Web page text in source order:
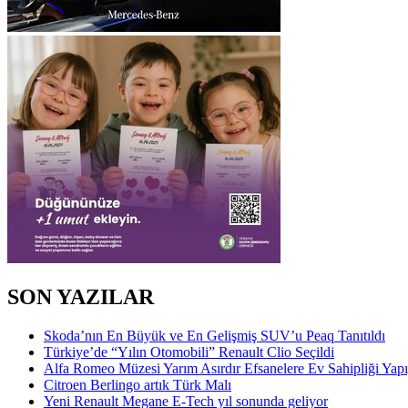
SON YAZILAR
Skoda’nın En Büyük ve En Gelişmiş SUV’u Peaq Tanıtıldı
Türkiye’de “Yılın Otomobili” Renault Clio Seçildi
Alfa Romeo Müzesi Yarım Asırdır Efsanelere Ev Sahipliği
Citroen Berlingo artık Türk Malı
Yeni Renault Megane E-Tech yıl sonunda geliyor